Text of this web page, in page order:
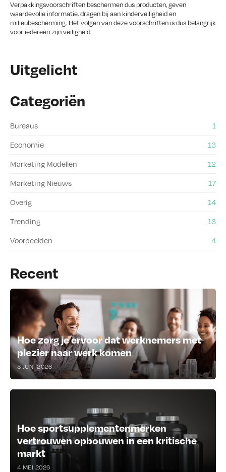
Verpakkingsvoorschriften beschermen dus producten, geven
waardevolle informatie, dragen bij aan kinderveiligheid en
milieubescherming. Het volgen van deze voorschriften is dus belangrijk
voor iedereen zijn veiligheid.
Uitgelicht
Categoriën
Bureaus
1
Economie
13
Marketing Modellen
12
Marketing Nieuws
17
Overig
14
Trending
13
Voorbeelden
4
Recent
Hoe zorg je ervoor dat werknemers met
plezier naar werk komen
3 JUNI 2026
Hoe sportsupplementenmerken
vertrouwen opbouwen in een kritische
markt
4 MEI 2026